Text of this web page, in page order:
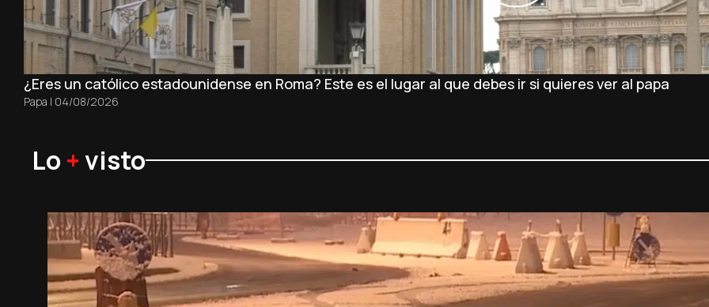
¿Eres un católico estadounidense en Roma? Este es el lugar al que debes ir si quieres ver al papa
Papa | 04/08/2026
Lo +visto